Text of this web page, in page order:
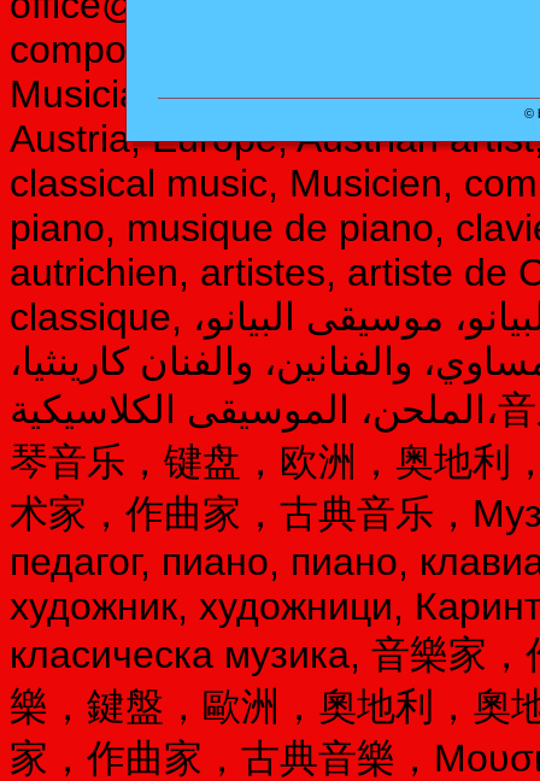
composer, musican, music
Musician, composer, music
Austria, Europe, Austrian
classical music, Musicien,
piano, musique de piano,
autrichien, artistes, artiste de
classique, موسيقي، ملحن، مدرس الموسيقى، البيانو، موسيقى البيانو،
والفنانين، والفنان كارينثيا،
الملحن، الموسيقى الكلاسيكية،音乐家，作曲家，音乐教师，钢琴，钢
琴音乐，键盘，欧洲，奥地利
术家，作曲家，古典音乐，
педагог, пиано, пиано,
художник, художници,
класическа музика, 音樂家
樂，鍵盤，歐洲，奧地利，奧
家，作曲家，古典音樂，
©